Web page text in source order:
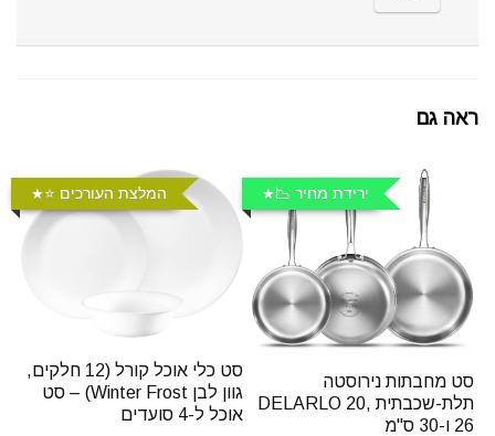
ראה גם
ירידת מחיר 📉
סט מחבתות נירוסטה
תלת-שכבתית DELARLO 20,
26 ו-30 ס"מ
המלצת העורכים ⭐️
סט כלי אוכל קורל (12 חלקים,
גוון לבן Winter Frost) – סט
אוכל ל-4 סועדים